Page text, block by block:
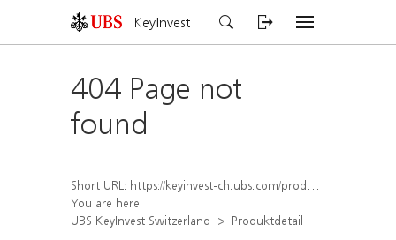
KeyInvest
404 Page not
found
Short URL: https://keyinvest-ch.ubs.com/produkt/detail/index/isin/CH1579763231
You are here:
UBS KeyInvest Switzerland
Produktdetail